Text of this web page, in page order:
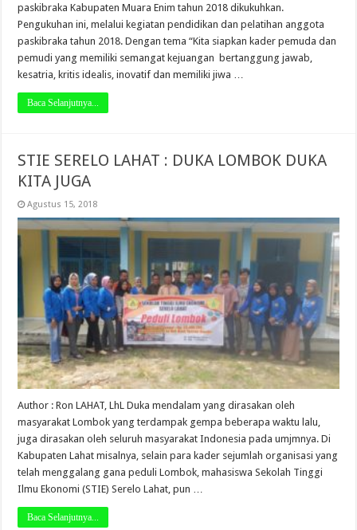
paskibraka Kabupaten Muara Enim tahun 2018 dikukuhkan.
Pengukuhan ini, melalui kegiatan pendidikan dan pelatihan anggota
paskibraka tahun 2018. Dengan tema “Kita siapkan kader pemuda dan
pemudi yang memiliki semangat kejuangan bertanggung jawab,
kesatria, kritis idealis, inovatif dan memiliki jiwa …
Baca Selanjutnya...
STIE SERELO LAHAT : DUKA LOMBOK DUKA
KITA JUGA
Agustus 15, 2018
Author : Ron LAHAT, LhL Duka mendalam yang dirasakan oleh
masyarakat Lombok yang terdampak gempa beberapa waktu lalu,
juga dirasakan oleh seluruh masyarakat Indonesia pada umjmnya. Di
Kabupaten Lahat misalnya, selain para kader sejumlah organisasi yang
telah menggalang gana peduli Lombok, mahasiswa Sekolah Tinggi
Ilmu Ekonomi (STIE) Serelo Lahat, pun …
Baca Selanjutnya...